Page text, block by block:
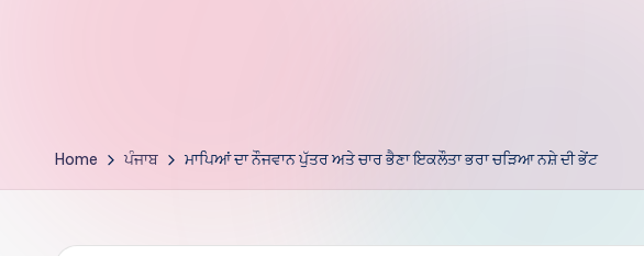
bi
Home ਪੰਜਾਬ ਮਾਪਿਆਂ ਦਾ ਨੌਜਵਾਨ ਪੁੱਤਰ ਅਤੇ ਚਾਰ ਭੈਣਾ ਇਕਲੌਤਾ ਭਰਾ ਚੜਿਆ ਨਸ਼ੇ ਦੀ ਭੇਂਟ